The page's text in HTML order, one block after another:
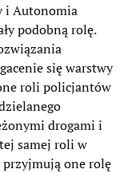
i Autonomia
podobną rolę.
się warstwy
roli policjantów
drogami i
samej roli w
przyjmują one rolę